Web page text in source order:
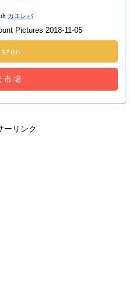
カエレバ
Pictures 2018-11-05
市場
ーリンク